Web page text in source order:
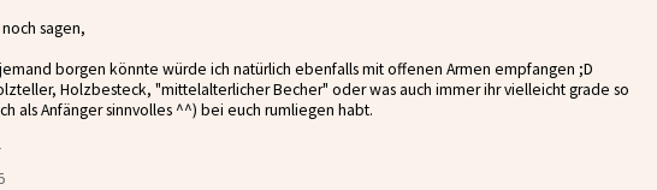
sagen,
borgen könnte würde ich natürlich ebenfalls mit offenen Armen empfangen ;D
Holzbesteck, "mittelalterlicher Becher" oder was auch immer ihr vielleicht grade so
als Anfänger sinnvolles ^^) bei euch rumliegen habt.